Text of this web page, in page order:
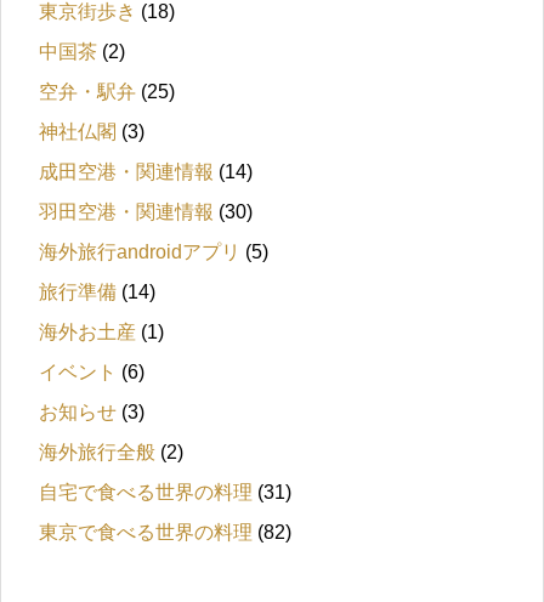
東京街歩き (18)
中国茶 (2)
空弁・駅弁 (25)
神社仏閣 (3)
成田空港・関連情報 (14)
羽田空港・関連情報 (30)
海外旅行androidアプリ (5)
旅行準備 (14)
海外お土産 (1)
イベント (6)
お知らせ (3)
海外旅行全般 (2)
自宅で食べる世界の料理 (31)
東京で食べる世界の料理 (82)